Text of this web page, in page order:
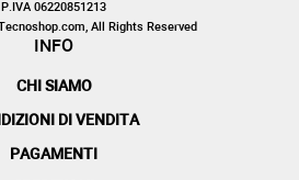
P.IVA 06220851213
All Rights Reserved
INFO
CHI SIAMO
DI VENDITA
PAGAMENTI